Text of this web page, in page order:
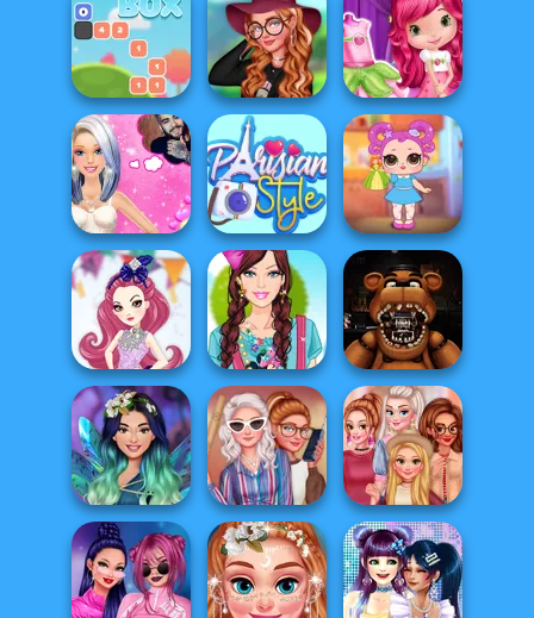
Friday Night
Funkin': Foned
In...
Princesses:
Florists
Wednesday's
Breakup
Handbook
Blue Box
Design My Spring
Look
Cutie Shopping
Spree
Barbie's Secret
Date
Parisian Style
Baby Holly
Feeding Time
Swan Queen
Barbie's Childish
Outfits
FNAF: Night at
the Dentist
Enchanted
Princesses
Stranger Things
Looks
Princesses Love
Autumn